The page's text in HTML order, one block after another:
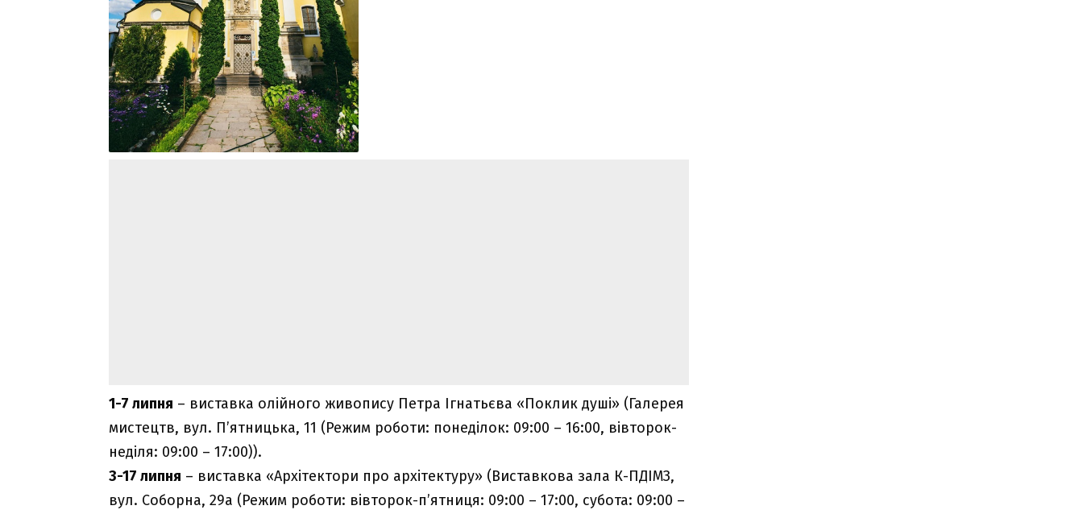
1-7 липня – виставка олійного живопису Петра Ігнатьєва «Поклик душі» (Галерея
мистецтв, вул. П’ятницька, 11 (Режим роботи: понеділок: 09:00 – 16:00, вівторок-
неділя: 09:00 – 17:00)).
3-17 липня – виставка «Архітектори про архітектуру» (Виставкова зала К-ПДІМЗ,
вул. Соборна, 29а (Режим роботи: вівторок-п’ятниця: 09:00 – 17:00, субота: 09:00 –